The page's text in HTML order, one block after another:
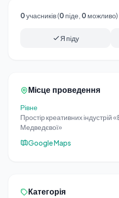
0учасників (0 піде, 0 можливо)
Я піду
Місце проведення
Рівне
Простір креативних індустрій
Медведєвої»
Google Maps
Категорія